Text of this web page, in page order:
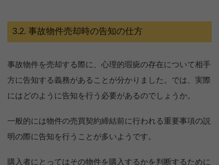
事故物件売却時の告知の仕方
事故物件を売却する際に、心理的瑕疵の存在について相手
方に告知する義務があることが分かりました。では、実際
にはどのように告知を行う必要があるのでしょうか。
一般的には物件の売買契約締結前に行われる重要事項の説
明の際に告知を行うことが多いようです。
購入者にとってはその物件を購入するかを判断するために